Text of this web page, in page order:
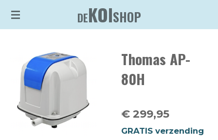
Ga
hoofdinhoud
DEKOISHOP
Thomas AP-
80H
€ 299,95
GRATIS verzending